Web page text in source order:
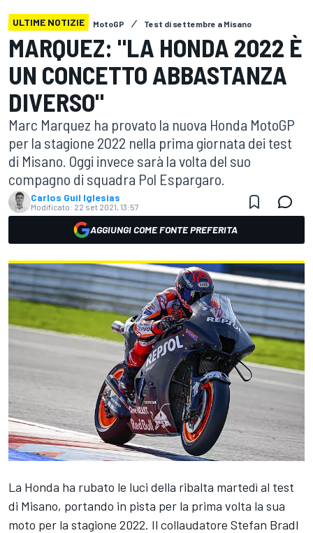
ULTIME NOTIZIE MotoGP Test di settembre a Misano
MARQUEZ: "LA HONDA 2022 È
UN CONCETTO ABBASTANZA
DIVERSO"
Marc Marquez ha provato la nuova Honda MotoGP
per la stagione 2022 nella prima giornata dei test
di Misano. Oggi invece sarà la volta del suo
compagno di squadra Pol Espargaro.
Carlos Guil Iglesias
Modificato: 22 set 2021, 13:57
AGGIUNGI COME FONTE PREFERITA
La Honda ha rubato le luci della ribalta martedì al test
di Misano, portando in pista per la prima volta la sua
moto per la stagione 2022. Il collaudatore Stefan Bradl